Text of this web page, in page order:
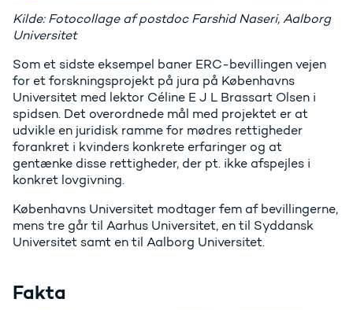
Kilde: Fotocollage af postdoc Farshid Naseri, Aalborg
Universitet
Som et sidste eksempel baner ERC-bevillingen vejen
for et forskningsprojekt på jura på Københavns
Universitet med lektor Céline E J L Brassart Olsen i
spidsen. Det overordnede mål med projektet er at
udvikle en juridisk ramme for mødres rettigheder
forankret i kvinders konkrete erfaringer og at
gentænke disse rettigheder, der pt. ikke afspejles i
konkret lovgivning.
Københavns Universitet modtager fem af bevillingerne,
mens tre går til Aarhus Universitet, en til Syddansk
Universitet samt en til Aalborg Universitet.
Fakta